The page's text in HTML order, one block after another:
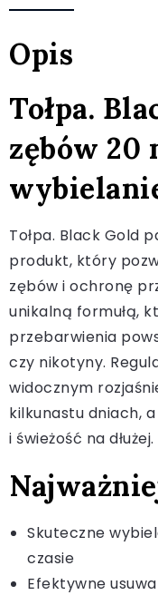
Opis
Tołpa.
zębów 20
Tołpa. Black Gold
produkt, który
zębów i ochronę
unikalną formułą,
przebarwienia
czy nikotyny.
widocznym
kilkunastu dniach,
i świeżość na dłużej.
Skuteczne
czasie
Efektywne